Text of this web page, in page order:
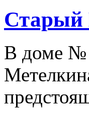
Старый
В доме №